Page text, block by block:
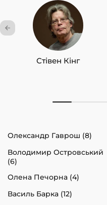
Стівен Кінг
Олександр Гаврош (8)
Володимир Островський
(6)
Олена Печорна (4)
Василь Барка (12)